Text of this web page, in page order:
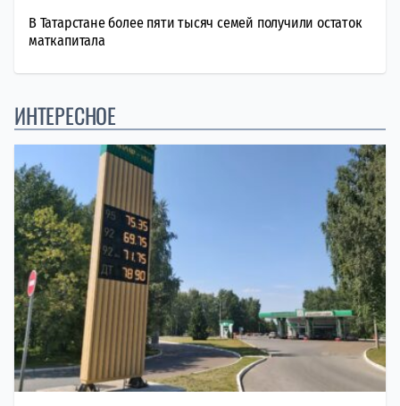
В Татарстане более пяти тысяч семей получили остаток
маткапитала
ИНТЕРЕСНОЕ